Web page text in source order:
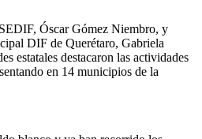
Óscar Gómez Niembro, y
DIF de Querétaro, Gabriela
estatales destacaron las actividades
en 14 municipios de la